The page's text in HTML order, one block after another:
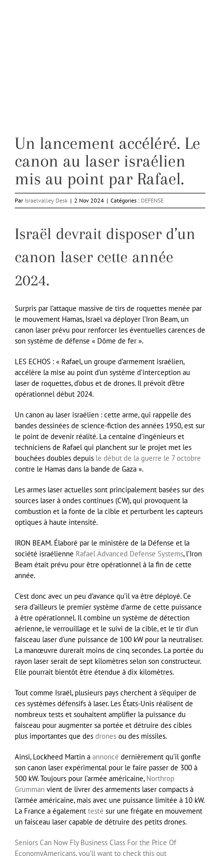
Un lancement accéléré. Le
canon au laser israélien
mis au point par Rafael.
Par Israelvalley Desk | 2 Nov 2024 | Catégories : DEFENSE
Israël devrait disposer d’un
canon laser cette année
2024.
Surpris par l’attaque massive de tirs de roquettes menée par
le mouvement Hamas, Israël va déployer l’Iron Beam, un
canon laser prévu pour renforcer les éventuelles carences de
son système de défense « Dôme de fer ».
LES ECHOS : « Rafael, un groupe d’armement israélien,
accélère la mise au point d’un système d’interception au
laser de roquettes, d’obus et de drones. Il prévoit d’être
opérationnel début 2024.
Un canon au laser israélien : cette arme, qui rappelle des
bandes dessinées de science-fiction des années 1950, est sur
le point de devenir réalité. La centaine d’ingénieurs et
techniciens de Rafael qui planchent sur le projet met les
bouchées doubles depuis le début de la guerre le 7 octobre
contre le Hamas dans la bande de Gaza ».
Les armes laser actuelles sont principalement basées sur des
sources laser à ondes continues (CW), qui provoquent la
combustion et la fonte de la cible et perturbent les capteurs
optiques à haute intensité.
IRON BEAM. Élaboré par le ministère de la Défense et la
société israélienne Rafael Advanced Defense Systems, l’Iron
Beam était prévu pour être opérationnel à la fin de cette
année.
C’est donc avec un peu d’avance qu’il va être déployé. Ce
sera d’ailleurs le premier système d’arme de cette puissance
à être opérationnel. Il combine un système de détection
aérienne, le verrouillage et le suivi de la cible, et le tir d’un
faisceau laser d’une puissance de 100 kW pour la neutraliser.
La manœuvre durerait moins de cinq secondes. La portée du
rayon laser serait de sept kilomètres selon son constructeur.
Elle pourrait bientôt être étendue à dix kilomètres.
Tout comme Israël, plusieurs pays cherchent à s’équiper de
ces systèmes défensifs à laser. Les États-Unis réalisent de
nombreux tests et souhaitent amplifier la puissance du
faisceau pour augmenter sa portée et détruire des cibles
plus importantes que des drones ou des missiles.
Ainsi, Lockheed Martin a annoncé dernièrement qu’il gonfle
son canon laser expérimental pour le faire passer de 300 à
500 kW. Toujours pour l’armée américaine, Northrop
Grumman vient de livrer des armements laser compacts à
l’armée américaine, mais avec une puissance limitée à 10 kW.
La France a également testé sur une frégate en mouvement
un faisceau laser capable de détruire des petits drones.
Seniors Can Now Fly Business Class For the Price Of
EconomyAmericans, you’ll want to check this out